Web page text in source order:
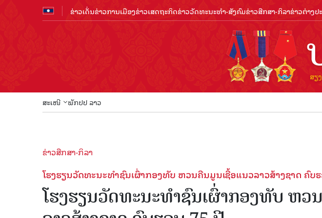
ຂ່າວເດັ່ນຂ່າວການເມືອງຂ່າວເສດຖະກິດຂ່າວວັດທະນະທຳ-ສັງຄົມຂ່າວສືກສາ-ກິລາຂ່າວຕ່າງປ
ສະເໜີ ພັກປປ ລາວ
ຂ່າວສືກສາ-ກິລາ
ໂຮງຮຽນວັດທະນະທຳຊົນເຜົ່າກອງທັບ ຫວນຄືນມູນເຊື້ອແນວລາວສ້າງຊາດ ຄົບ
ໂຮງຮຽນວັດທະນະທຳຊົນເຜົ່າກອງທັບ ຫວ